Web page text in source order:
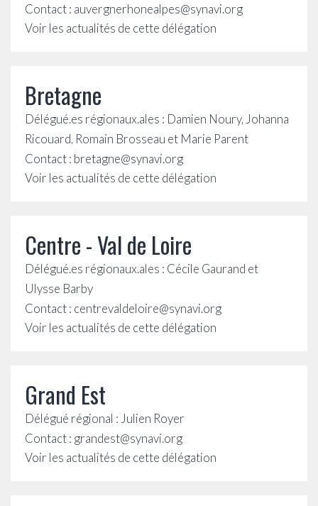
Contact : auvergnerhonealpes@synavi.org
Voir les actualités de cette délégation
Bretagne
Délégué.es régionaux.ales : Damien Noury, Johanna
Ricouard, Romain Brosseau et Marie Parent
Contact : bretagne@synavi.org
Voir les actualités de cette délégation
Centre - Val de Loire
Délégué.es régionaux.ales : Cécile Gaurand et
Ulysse Barby
Contact : centrevaldeloire@synavi.org
Voir les actualités de cette délégation
Grand Est
Délégué régional : Julien Royer
Contact : grandest@synavi.org
Voir les actualités de cette délégation